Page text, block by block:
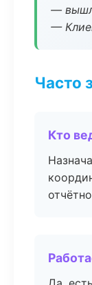
—
—
Часто
Кто